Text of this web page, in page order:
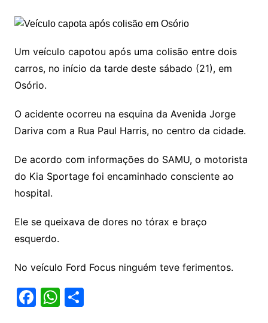
Um veículo capotou após uma colisão entre dois
carros, no início da tarde deste sábado (21), em
Osório.
O acidente ocorreu na esquina da Avenida Jorge
Dariva com a Rua Paul Harris, no centro da cidade.
De acordo com informações do SAMU, o motorista
do Kia Sportage foi encaminhado consciente ao
hospital.
Ele se queixava de dores no tórax e braço
esquerdo.
No veículo Ford Focus ninguém teve ferimentos.
F W S